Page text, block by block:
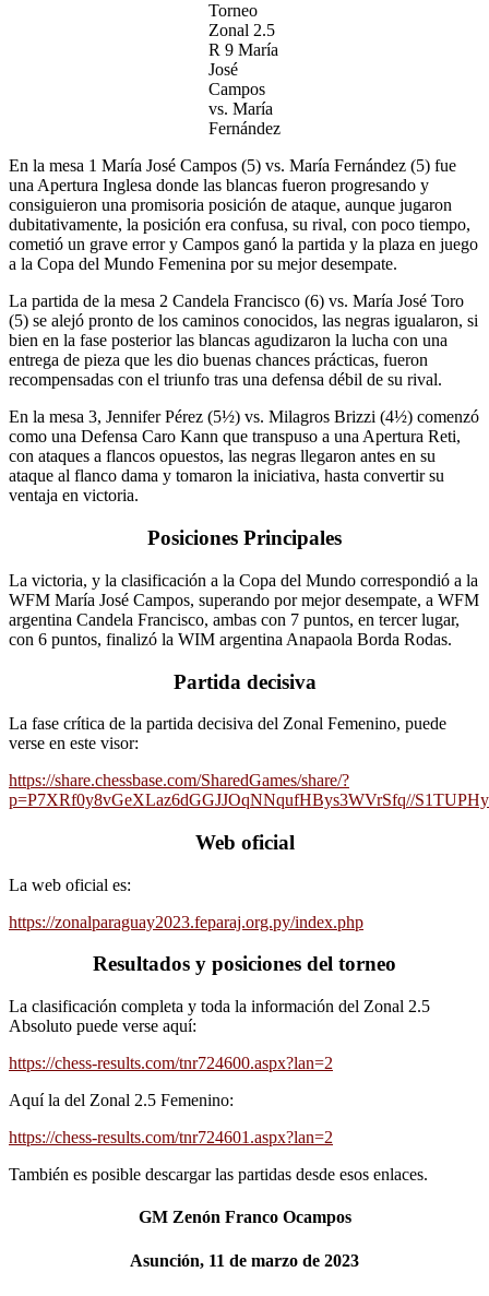
Torneo
Zonal 2.5
R 9 María
José
Campos
vs. María
Fernández
En la mesa 1 María José Campos (5) vs. María Fernández (5) fue
una Apertura Inglesa donde las blancas fueron progresando y
consiguieron una promisoria posición de ataque, aunque jugaron
dubitativamente, la posición era confusa, su rival, con poco tiempo,
cometió un grave error y Campos ganó la partida y la plaza en juego
a la Copa del Mundo Femenina por su mejor desempate.
La partida de la mesa 2 Candela Francisco (6) vs. María José Toro
(5) se alejó pronto de los caminos conocidos, las negras igualaron, si
bien en la fase posterior las blancas agudizaron la lucha con una
entrega de pieza que les dio buenas chances prácticas, fueron
recompensadas con el triunfo tras una defensa débil de su rival.
En la mesa 3, Jennifer Pérez (5½) vs. Milagros Brizzi (4½) comenzó
como una Defensa Caro Kann que transpuso a una Apertura Reti,
con ataques a flancos opuestos, las negras llegaron antes en su
ataque al flanco dama y tomaron la iniciativa, hasta convertir su
ventaja en victoria.
Posiciones Principales
La victoria, y la clasificación a la Copa del Mundo correspondió a la
WFM María José Campos, superando por mejor desempate, a WFM
argentina Candela Francisco, ambas con 7 puntos, en tercer lugar,
con 6 puntos, finalizó la WIM argentina Anapaola Borda Rodas.
Partida decisiva
La fase crítica de la partida decisiva del Zonal Femenino, puede
verse en este visor:
https://share.chessbase.com/SharedGames/share/?
p=P7XRf0y8vGeXLaz6dGGJJOqNNqufHBys3WVrSfq//
Web oficial
La web oficial es:
https://zonalparaguay2023.feparaj.org.py/index.php
Resultados y posiciones del torneo
La clasificación completa y toda la información del Zonal 2.5
Absoluto puede verse aquí:
https://chess-results.com/tnr724600.aspx?lan=2
Aquí la del Zonal 2.5 Femenino:
https://chess-results.com/tnr724601.aspx?lan=2
También es posible descargar las partidas desde esos enlaces.
GM Zenón Franco Ocampos
Asunción, 11 de marzo de 2023